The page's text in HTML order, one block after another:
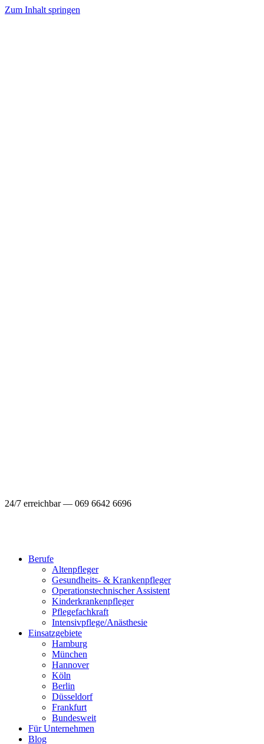
Zum Inhalt springen
24/7 erreichbar — 069 6642 6696
Berufe
Altenpfleger
Gesundheits- & Krankenpfleger
Operationstechnischer Assistent
Kinderkrankenpfleger
Pflegefachkraft
Intensivpflege/Anästhesie
Einsatzgebiete
Hamburg
München
Hannover
Köln
Berlin
Düsseldorf
Frankfurt
Bundesweit
Für Unternehmen
Blog